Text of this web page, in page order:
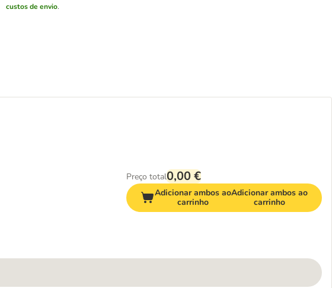
custos de envio.
Preço total0,00 €
Adicionar ambos ao
carrinho
Adicionar ambos ao
carrinho